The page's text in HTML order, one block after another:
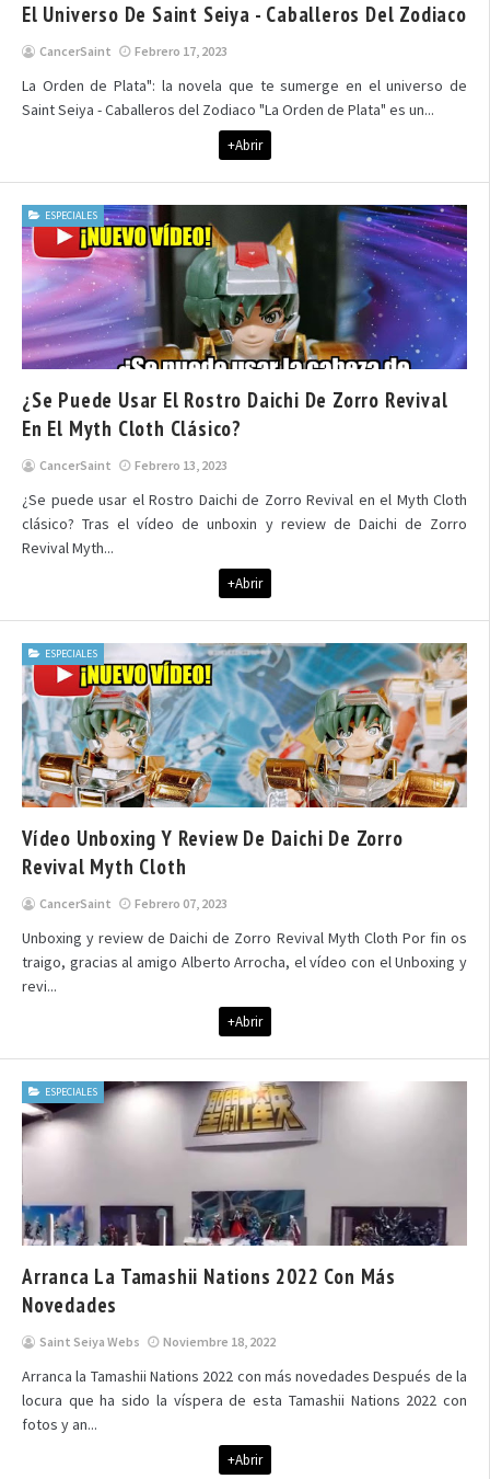
El Universo De Saint Seiya - Caballeros Del Zodiaco
CancerSaint Febrero 17, 2023
La Orden de Plata": la novela que te sumerge en el universo de
Saint Seiya - Caballeros del Zodiaco "La Orden de Plata" es un...
+Abrir
ESPECIALES
¿Se Puede Usar El Rostro Daichi De Zorro Revival
En El Myth Cloth Clásico?
CancerSaint Febrero 13, 2023
¿Se puede usar el Rostro Daichi de Zorro Revival en el Myth Cloth
clásico? Tras el vídeo de unboxin y review de Daichi de Zorro
Revival Myth...
+Abrir
ESPECIALES
Vídeo Unboxing Y Review De Daichi De Zorro
Revival Myth Cloth
CancerSaint Febrero 07, 2023
Unboxing y review de Daichi de Zorro Revival Myth Cloth Por fin os
traigo, gracias al amigo Alberto Arrocha, el vídeo con el Unboxing y
revi...
+Abrir
ESPECIALES
Arranca La Tamashii Nations 2022 Con Más
Novedades
Saint Seiya Webs Noviembre 18, 2022
Arranca la Tamashii Nations 2022 con más novedades Después de la
locura que ha sido la víspera de esta Tamashii Nations 2022 con
fotos y an...
+Abrir